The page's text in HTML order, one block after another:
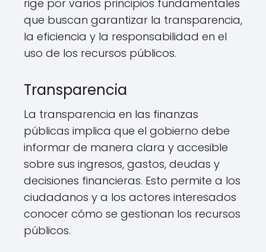
rige por varios principios fundamentales
que buscan garantizar la transparencia,
la eficiencia y la responsabilidad en el
uso de los recursos públicos.
Transparencia
La transparencia en las finanzas
públicas implica que el gobierno debe
informar de manera clara y accesible
sobre sus ingresos, gastos, deudas y
decisiones financieras. Esto permite a los
ciudadanos y a los actores interesados
conocer cómo se gestionan los recursos
públicos.